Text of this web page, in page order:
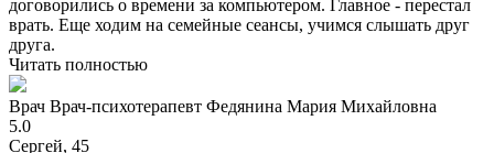
договорились о времени за компьютером. Главное - перестал
врать. Еще ходим на семейные сеансы, учимся слышать друг
друга.
Читать полностью
Врач Врач-психотерапевт Федянина Мария Михайловна
5.0
Сергей, 45